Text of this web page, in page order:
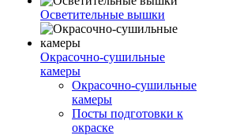
Осветительные вышки
Окрасочно-сушильные
камеры
Окрасочно-сушильные
камеры
Посты подготовки к
окраске